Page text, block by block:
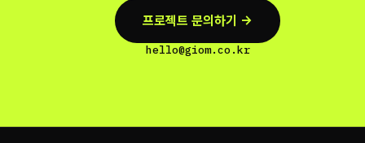
프로젝트 문의하기 →
hello@giom.co.kr